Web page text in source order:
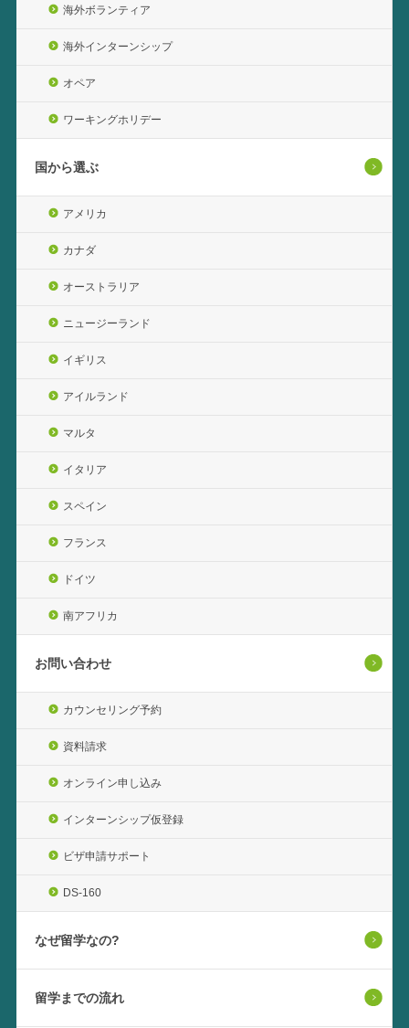
海外ボランティア
海外インターンシップ
オペア
ワーキングホリデー
国から選ぶ
アメリカ
カナダ
オーストラリア
ニュージーランド
イギリス
アイルランド
マルタ
イタリア
スペイン
フランス
ドイツ
南アフリカ
お問い合わせ
カウンセリング予約
資料請求
オンライン申し込み
インターンシップ仮登録
ビザ申請サポート
DS-160
なぜ留学なの?
留学までの流れ